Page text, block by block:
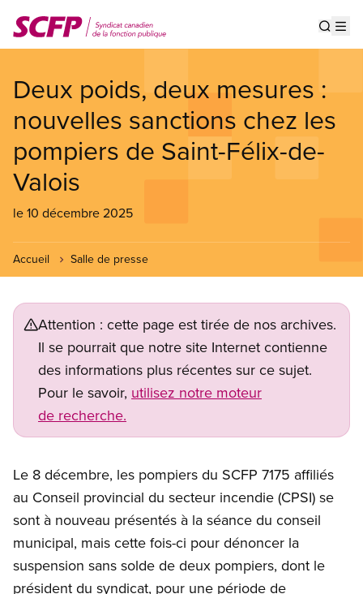
au
contenu
Deux poids, deux mesures :
nouvelles sanctions chez les
pompiers de Saint-Félix-de-
Valois
le 10 décembre 2025
Accueil Salle de presse
Attention : cette page est tirée de nos archives.
Il se pourrait que notre site Internet contienne
des informations plus récentes sur ce sujet.
Pour le savoir, utilisez notre moteur
de recherche.
Le 8 décembre, les pompiers du SCFP 7175 affiliés
au Conseil provincial du secteur incendie (CPSI) se
sont à nouveau présentés à la séance du conseil
municipal, mais cette fois-ci pour dénoncer la
suspension sans solde de deux pompiers, dont le
président du syndicat, pour une période de